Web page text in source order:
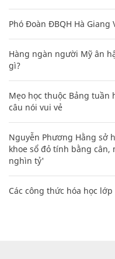
Phó Đoàn ĐBQH Hà
Hàng ngàn người Mỹ ân
gì?
Mẹo học thuộc Bảng tuần
câu nói vui vẻ
Nguyễn Phương Hằng sở
khoe sổ đỏ tính bằng
nghìn tỷ'
Các công thức hóa học